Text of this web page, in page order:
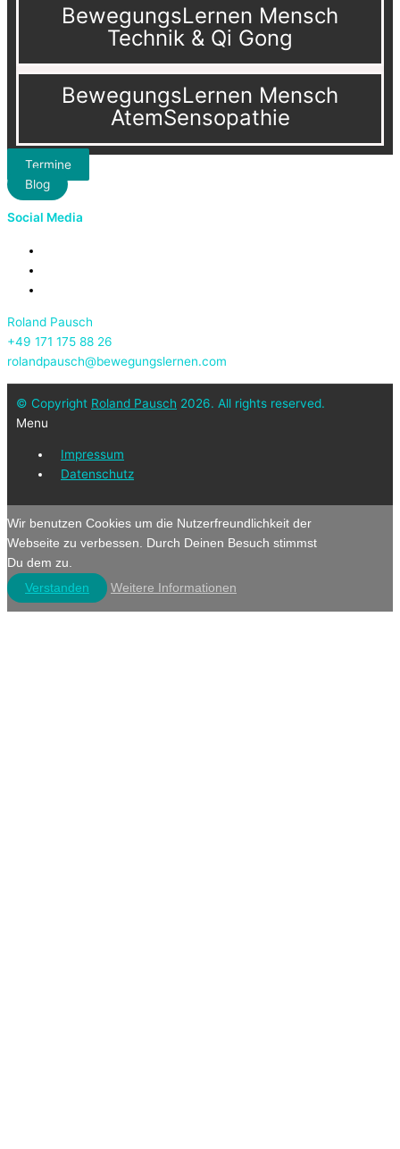
BewegungsLernen Mensch
Technik & Qi Gong
BewegungsLernen Mensch
AtemSensopathie
Termine
Blog
Social Media
Roland Pausch
+49 171 175 88 26
rolandpausch@bewegungslernen.com
© Copyright Roland Pausch 2026. All rights reserved.
Menu
Impressum
Datenschutz
Wir benutzen Cookies um die Nutzerfreundlichkeit der
Webseite zu verbessen. Durch Deinen Besuch stimmst
Du dem zu.
Verstanden
Weitere Informationen